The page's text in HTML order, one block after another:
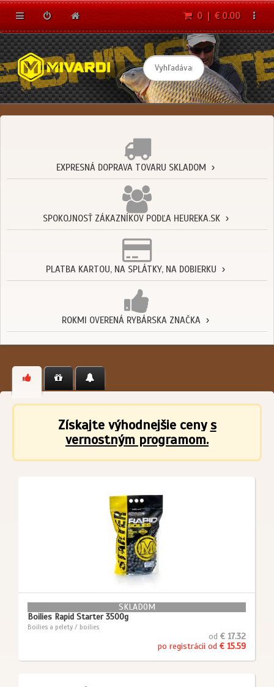
0 | € 0.00
EXPRESNÁ DOPRAVA TOVARU SKLADOM
SPOKOJNOSŤ ZÁKAZNÍKOV PODĽA HEUREKA.SK
PLATBA KARTOU, NA SPLÁTKY, NA DOBIERKU
ROKMI OVERENÁ RYBÁRSKA ZNAČKA
Získajte výhodnejšie cenys
vernostným programom.
SKLADOM
Boilies Rapid Starter 3500g
Boilies a pelety / boilies
od € 17.32
po registrácii od € 15.59